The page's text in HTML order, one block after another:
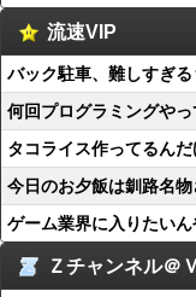
流速VIP
バック駐車、難しすぎる
何回プログラミングや
タコライス作ってるん
今日のお夕飯は釧路名
ゲーム業界に入りたいん
Ｚチャンネル＠